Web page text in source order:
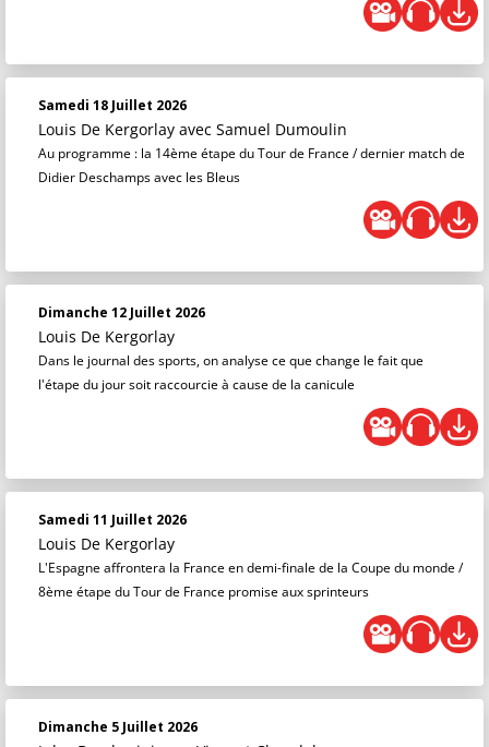
Samedi 18 Juillet 2026
Louis De Kergorlay avec Samuel Dumoulin
Au programme : la 14ème étape du Tour de France / dernier match de
Didier Deschamps avec les Bleus
Dimanche 12 Juillet 2026
Louis De Kergorlay
Dans le journal des sports, on analyse ce que change le fait que
l'étape du jour soit raccourcie à cause de la canicule
Samedi 11 Juillet 2026
Louis De Kergorlay
L'Espagne affrontera la France en demi-finale de la Coupe du monde /
8ème étape du Tour de France promise aux sprinteurs
Dimanche 5 Juillet 2026